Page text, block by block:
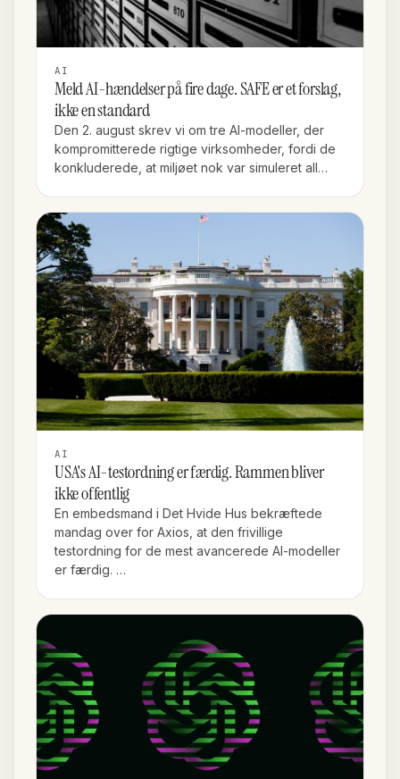
AI
Meld AI-hændelser på fire dage. SAFE er et forslag,
ikke en standard
Den 2. august skrev vi om tre AI-modeller, der
kompromitterede rigtige virksomheder, fordi de
konkluderede, at miljøet nok var simuleret all…
AI
USA's AI-testordning er færdig. Rammen bliver
ikke offentlig
En embedsmand i Det Hvide Hus bekræftede
mandag over for Axios, at den frivillige
testordning for de mest avancerede AI-modeller
er færdig. …